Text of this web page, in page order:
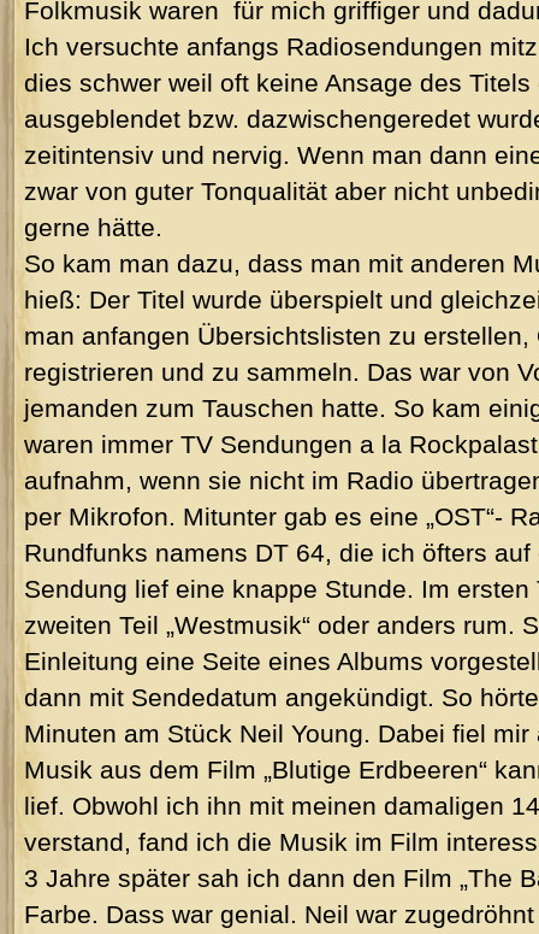
Folkmusik waren für mich griffiger und
Ich versuchte anfangs Radiosendungen
dies schwer weil oft keine Ansage des
ausgeblendet bzw. dazwischengeredet
zeitintensiv und nervig. Wenn man dann
zwar von guter Tonqualität aber nicht
gerne hätte.
So kam man dazu, dass man mit anderen
hieß: Der Titel wurde überspielt und
man anfangen Übersichtslisten zu
registrieren und zu sammeln. Das war von
jemanden zum Tauschen hatte. So kam
waren immer TV Sendungen a la
aufnahm, wenn sie nicht im Radio
per Mikrofon. Mitunter gab es eine „OST“-
Rundfunks namens DT 64, die ich öfters
Sendung lief eine knappe Stunde. Im ersten
zweiten Teil „Westmusik“ oder anders rum.
Einleitung eine Seite eines Albums
dann mit Sendedatum angekündigt. So
Minuten am Stück Neil Young. Dabei fiel
Musik aus dem Film „Blutige Erdbeeren“
lief. Obwohl ich ihn mit meinen damaligen
verstand, fand ich die Musik im Film
3 Jahre später sah ich dann den Film „The
Farbe. Dass war genial. Neil war